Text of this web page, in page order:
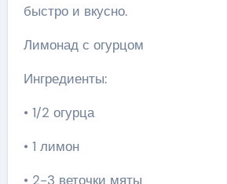
быстро и вкусно.
Лимонад с огурцом
Ингредиенты:
• 1/2 огурца
• 1 лимон
• 2-3 веточки мяты